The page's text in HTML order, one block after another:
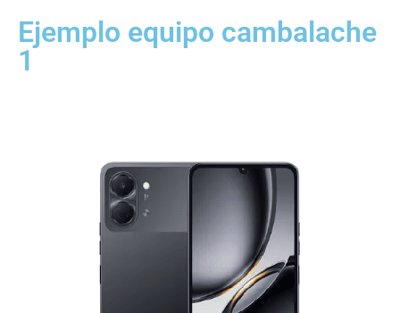
Ejemplo equipo cambalache
1